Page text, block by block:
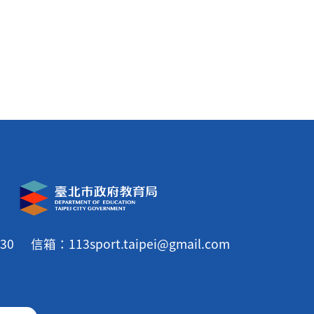
信箱：113sport.taipei@gmail.com